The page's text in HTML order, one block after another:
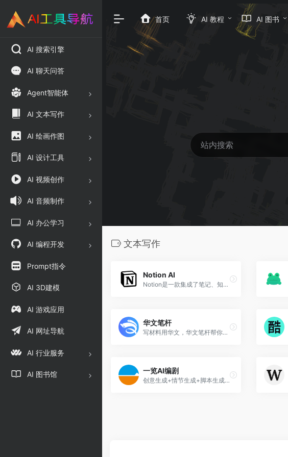
AI 搜索引擎
AI 聊天问答
Agent智能体
AI 文本写作
AI 绘画作图
AI 设计工具
AI 视频创作
AI 音频制作
AI 办公学习
AI 编程开发
Prompt指令
AI 3D建模
AI 游戏应用
AI 网址导航
AI 行业服务
AI 图书馆
首页 AI 教程 AI 图书
文本写作
Notion AI
Notion是一款集成了笔记、知识库、数据表格、看板、日历等多种能力于一体的应用程序，它既可供个人使用，也可以与他人进行跨平台协作。
华文笔杆
写材料用华文，华文笔杆帮你搞定公文写作
一览AI编剧
创意生成+情节生成+脚本生成，AI编剧3步走，AI自动帮你搞定剧情！